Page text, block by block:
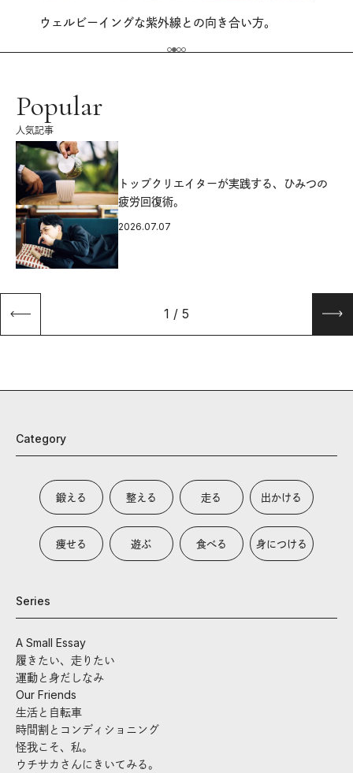
ウェルビーイングな紫外線との向き合い方。
Popular
人気記事
トップクリエイターが実践する、ひみつの
疲労回復術。
2026.07.07
1 / 5
Category
鍛える 整える 走る 出かける
痩せる 遊ぶ 食べる 身につける
Series
A Small Essay
履きたい、走りたい
運動と身だしなみ
Our Friends
生活と自転車
時間割とコンディショニング
怪我こそ、私。
ウチサカさんにきいてみる。